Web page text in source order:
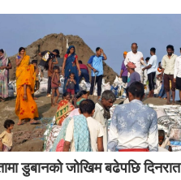
डुबानको जोखिम बढेपछि दिनरात